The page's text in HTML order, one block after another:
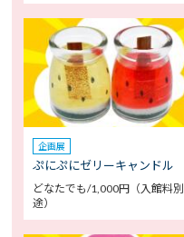
企画展
ぷにぷにゼリーキャンドル
どなたでも/1,000円（入館料別
途）